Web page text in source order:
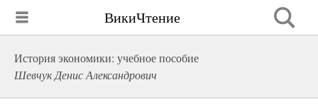
ВикиЧтение
История экономики: учебное пособие
Шевчук Денис Александрович